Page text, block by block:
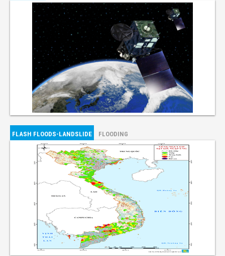
FLASH FLOODS-LANDSLIDE FLOODING